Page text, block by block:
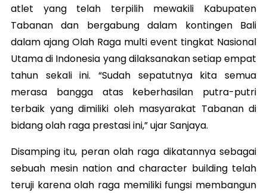
atlet yang telah terpilih mewakili Kabupaten
Tabanan dan bergabung dalam kontingen Bali
dalam ajang Olah Raga multi event tingkat Nasional
Utama di Indonesia yang dilaksanakan setiap empat
tahun sekali ini. “Sudah sepatutnya kita semua
merasa bangga atas keberhasilan putra-putri
terbaik yang dimiliki oleh masyarakat Tabanan di
bidang olah raga prestasi ini,” ujar Sanjaya.
Disamping itu, peran olah raga dikatannya sebagai
sebuah mesin nation and character building telah
teruji karena olah raga memiliki fungsi membangun